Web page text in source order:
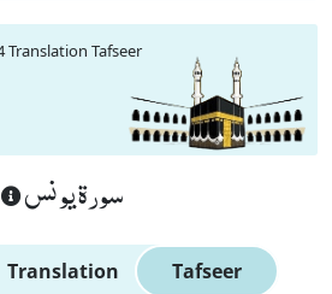
Translation Tafseer
سورة يونس
Translation Tafseer